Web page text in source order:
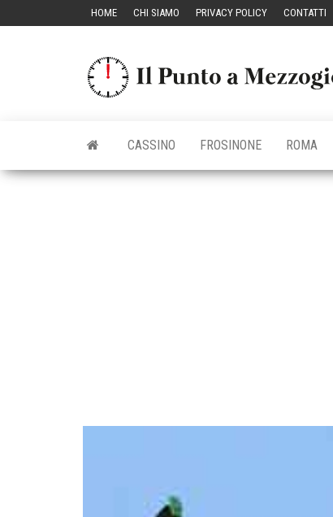
HOME CHI SIAMO PRIVACY POLICY CONTATTI
CASSINO FROSINONE ROMA